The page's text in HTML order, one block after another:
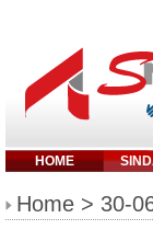
HOME
Home > 30-